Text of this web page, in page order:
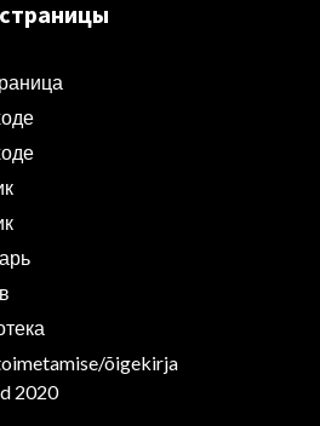
õigekirja
2020